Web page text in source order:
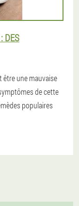
DES
être une mauvaise
de cette
populaires